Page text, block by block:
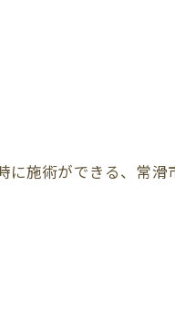
施術ができる、常滑